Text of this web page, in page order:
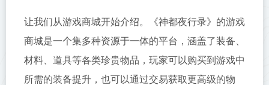
让我们从游戏商城开始介绍。《神都夜行录》的游戏
商城是一个集多种资源于一体的平台，涵盖了装备、
材料、道具等各类珍贵物品，玩家可以购买到游戏中
所需的装备提升，也可以通过交易获取更高级的物